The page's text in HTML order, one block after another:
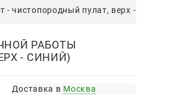
чистопородный пулат, верх - синий)
РАБОТЫ
- СИНИЙ)
Доставка в Москва